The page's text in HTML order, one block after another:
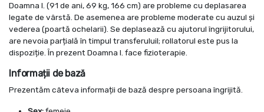
Doamna I. (91 de ani, 69 kg, 166 cm) are probleme cu deplasarea
legate de vârstă. De asemenea are probleme moderate cu auzul și
vederea (poartă ochelarii). Se deplasează cu ajutorul îngrijitorului,
are nevoia parțială în timpul transferuluil; rollatorul este pus la
dispoziție. În prezent Doamna I. face fizioterapie.
Informații de bază
Prezentăm câteva informații de bază despre persoana îngrijită.